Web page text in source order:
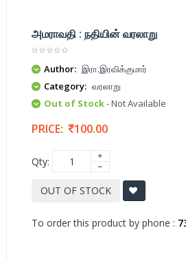
அமராவதி : நதியின் வரலாறு
Author: இரா.இரவிக்குமார்
Category: வரலாறு
Out of Stock- Not Available
PRICE: 100.00
Qty:
OUT OF STOCK
To order this product by phone :